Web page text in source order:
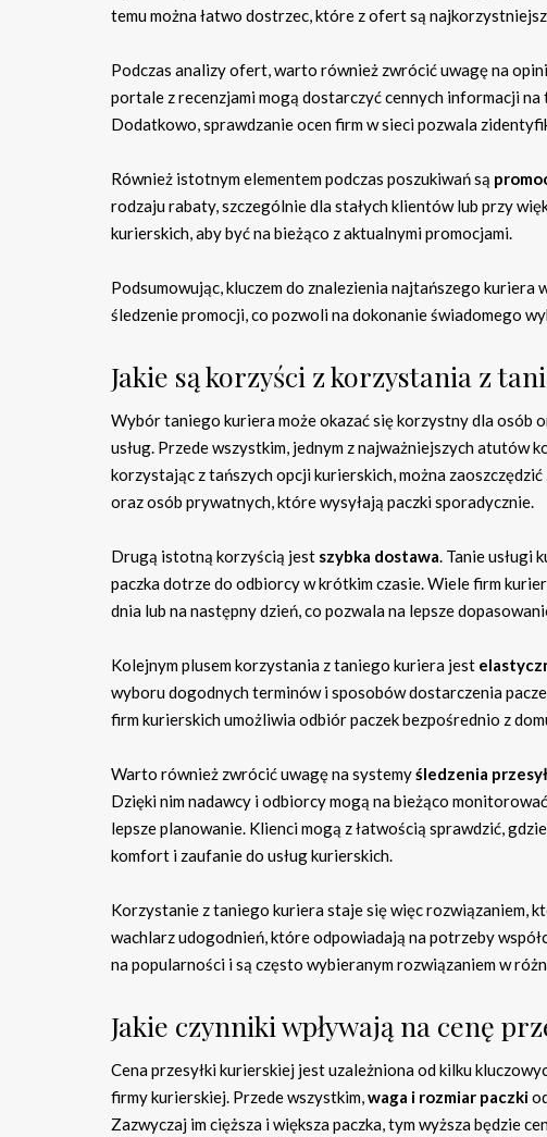
temu można łatwo dostrzec, które z ofert są
Podczas analizy ofert, warto również zwrócić uwagę na
portale z recenzjami mogą dostarczyć cennych informacji
Dodatkowo, sprawdzanie ocen firm w sieci pozwala
Również istotnym elementem podczas poszukiwań są
rodzaju rabaty, szczególnie dla stałych klientów lub przy
kurierskich, aby być na bieżąco z aktualnymi promocjami.
Podsumowując, kluczem do znalezienia najtańszego
śledzenie promocji, co pozwoli na dokonanie świadomego
Jakie są korzyści z korzystania z
Wybór taniego kuriera może okazać się korzystny dla osób
usług. Przede wszystkim, jednym z najważniejszych atutów
korzystając z tańszych opcji kurierskich, można
oraz osób prywatnych, które wysyłają paczki sporadycznie.
Drugą istotną korzyścią jest szybka dostawa. Tanie usługi
paczka dotrze do odbiorcy w krótkim czasie. Wiele firm
dnia lub na następny dzień, co pozwala na lepsze
Kolejnym plusem korzystania z taniego kuriera jest
wyboru dogodnych terminów i sposobów dostarczenia
firm kurierskich umożliwia odbiór paczek bezpośrednio z
Warto również zwrócić uwagę na systemyśledzenia
Dzięki nim nadawcy i odbiorcy mogą na bieżąco
lepsze planowanie. Klienci mogą z łatwością sprawdzić,
komfort i zaufanie do usług kurierskich.
Korzystanie z taniego kuriera staje się więc rozwiązaniem,
wachlarz udogodnień, które odpowiadają na potrzeby
na popularności i są często wybieranym rozwiązaniem w
Jakie czynniki wpływają na cenę
Cena przesyłki kurierskiej jest uzależniona od kilku
firmy kurierskiej. Przede wszystkim,waga i rozmiar paczki
Zazwyczaj im cięższa i większa paczka, tym wyższa będzie